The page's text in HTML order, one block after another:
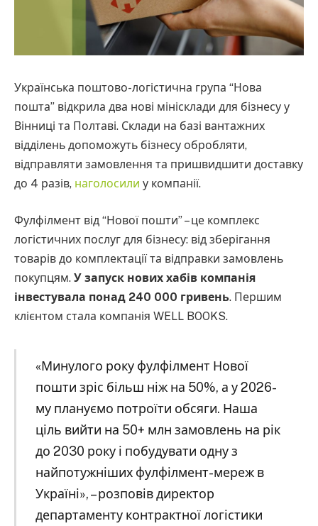
Українська поштово-логістична група “Нова
пошта” відкрила два нові мінісклади для бізнесу у
Вінниці та Полтаві. Склади на базі вантажних
відділень допоможуть бізнесу обробляти,
відправляти замовлення та пришвидшити доставку
до 4 разів, наголосили у компанії.
Фулфілмент від “Нової пошти” – це комплекс
логістичних послуг для бізнесу: від зберігання
товарів до комплектації та відправки замовлень
покупцям. У запуск нових хабів компанія
інвестувала понад 240 000 гривень. Першим
клієнтом стала компанія WELL BOOKS.
«Минулого року фулфілмент Нової
пошти зріс більш ніж на 50%, а у 2026-
му плануємо потроїти обсяги. Наша
ціль вийти на 50+ млн замовлень на рік
до 2030 року і побудувати одну з
найпотужніших фулфілмент-мереж в
Україні», – розповів директор
департаменту контрактної логістики